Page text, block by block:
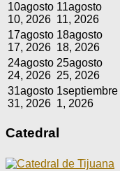
10agosto
10, 2026
11agosto
11, 2026
17agosto
17, 2026
18agosto
18, 2026
24agosto
24, 2026
25agosto
25, 2026
31agosto
31, 2026
1septiembre
1, 2026
Catedral